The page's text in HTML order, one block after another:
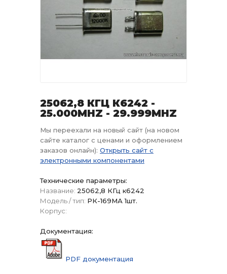
25062,8 КГЦ К6242 -
25.000MHZ - 29.999MHZ
Мы переехали на новый сайт (на новом
сайте каталог с ценами и оформлением
заказов онлайн): Открыть сайт с
электронными компонентами
Технические параметры:
Название: 25062,8 КГц к6242
Модель / тип: РК-169МА 1шт.
Корпус:
Документация:
PDF документация